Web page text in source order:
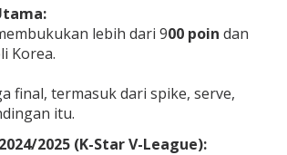
lebih dari 900 poin dan
Korea.
final, termasuk dari spike, serve,
itu.
2025 (K-Star V-League):